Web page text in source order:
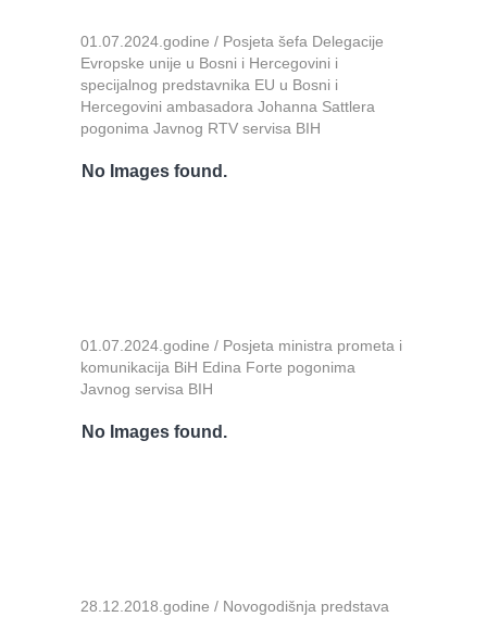
01.07.2024.godine / Posjeta šefa Delegacije
Evropske unije u Bosni i Hercegovini i
specijalnog predstavnika EU u Bosni i
Hercegovini ambasadora Johanna Sattlera
pogonima Javnog RTV servisa BIH
No Images found.
01.07.2024.godine / Posjeta ministra prometa i
komunikacija BiH Edina Forte pogonima
Javnog servisa BIH
No Images found.
28.12.2018.godine / Novogodišnja predstava